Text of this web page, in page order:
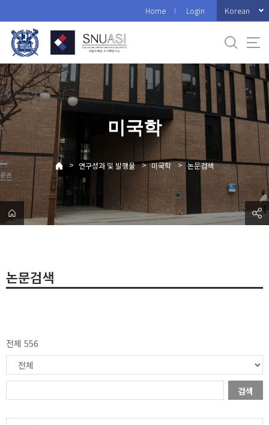
로
메
뉴
Home Login Korean
미국학
> 연구성과 및 발행물 > 미국학 > 논문검색
논문검색
전체 556
검색